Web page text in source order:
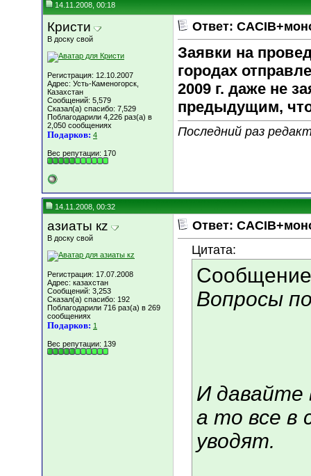
14.11.2008, 00:18
Кристи
В доску свой
Регистрация: 12.10.2007
Адрес: Усть-Каменогорск,
Казахстан
Сообщений: 5,579
Сказал(а) спасибо: 7,529
Поблагодарили 4,226 раз(а) в
2,050 сообщениях
Подарков: 4
Вес репутации: 170
Ответ:
Заявки на
городах
2009 г. даже не
предыдущим,
Последний раз
14.11.2008, 00:32
азиаты кz
В доску свой
Регистрация: 17.07.2008
Адрес: казахстан
Сообщений: 3,253
Сказал(а) спасибо: 192
Поблагодарили 716 раз(а) в 269
сообщениях
Подарков: 1
Вес репутации: 139
Ответ:
Цитата:
Вопросы
И давайте
а то все в
уводят.